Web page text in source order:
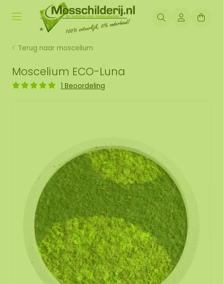
Terug naar moscelium
Moscelium ECO-Luna
1 Beoordeling